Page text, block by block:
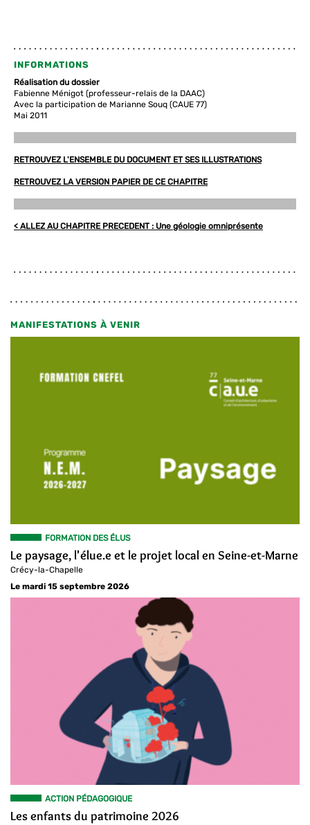
INFORMATIONS
Réalisation du dossier
Fabienne Ménigot (professeur-relais de la DAAC)
Avec la participation de Marianne Souq (CAUE 77)
Mai 2011
RETROUVEZ L'ENSEMBLE DU DOCUMENT ET SES ILLUSTRATIONS
RETROUVEZ LA VERSION PAPIER DE CE CHAPITRE
< ALLEZ AU CHAPITRE PRECEDENT : Une géologie omniprésente
MANIFESTATIONS À VENIR
FORMATION DES ÉLUS
Le paysage, l'élue.e et le projet local en Seine-et-Marne
Crécy-la-Chapelle
Le mardi 15 septembre 2026
ACTION PÉDAGOGIQUE
Les enfants du patrimoine 2026